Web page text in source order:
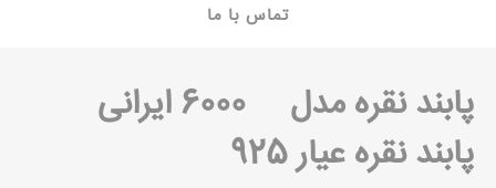
تماس با ما
پابند نقره
مدل 6000 ایرانی
پابند نقره عیار 925